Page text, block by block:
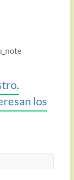
los